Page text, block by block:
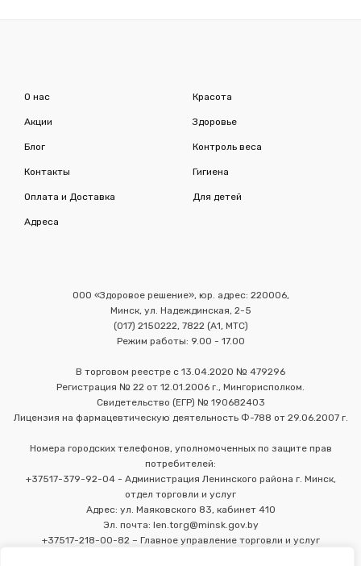
О нас
Акции
Блог
Контакты
Оплата и Доставка
Адреса
Красота
Здоровье
Контроль веса
Гигиена
Для детей
ООО «Здоровое решение», юр. адрес: 220006,
Минск, ул. Надеждинская, 2-5
(017) 2150222, 7822 (А1, МТС)
Режим работы: 9.00 - 17.00
В торговом реестре с 13.04.2020 № 479296
Регистрация № 22 от 12.01.2006 г., Мингорисполком.
Свидетельство (ЕГР) № 190682403
Лицензия на фармацевтическую деятельность Ф-788 от 29.06.2007 г.
Номера городских телефонов, уполномоченных по защите прав
потребителей:
+37517-379-92-04 - Администрация Ленинского района г. Минск,
отдел торговли и услуг
Адрес: ул. Маяковского 83, кабинет 410
Эл. почта: len.torg@minsk.gov.by
+37517-218-00-82 – Главное управление торговли и услуг